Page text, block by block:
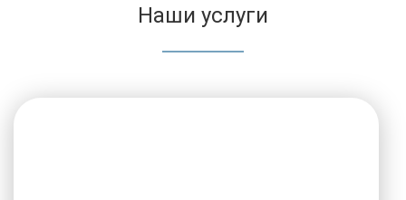
Наши услуги